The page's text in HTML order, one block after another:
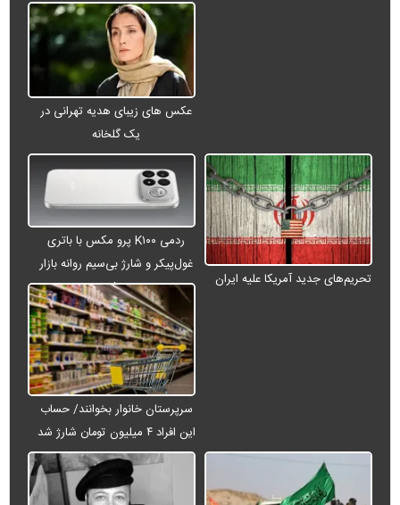
عکس های زیبای هدیه تهرانی در
یک گلخانه
تحریم‌های جدید آمریکا علیه ایران
ردمی K۱۰۰ پرو مکس با باتری
غول‌پیکر و شارژ بی‌سیم روانه بازار
می‌شود
سرپرستان خانوار بخوانند/ حساب
این افراد ۴ میلیون تومان شارژ شد